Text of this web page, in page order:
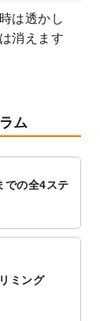
プレート
をダウンロ
ンテンプレー
プレート
は透かし
消えます
ム
での全4ステ
ミング